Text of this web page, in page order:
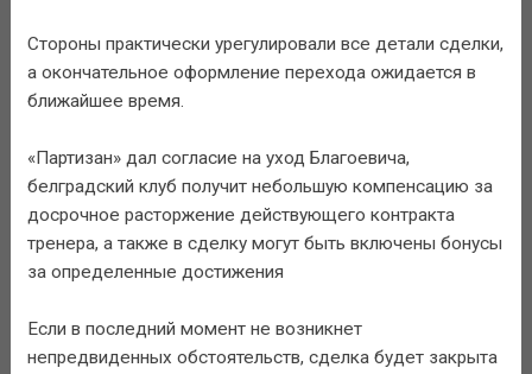
Стороны практически урегулировали все детали сделки,
а окончательное оформление перехода ожидается в
ближайшее время.
«Партизан» дал согласие на уход Благоевича,
белградский клуб получит небольшую компенсацию за
досрочное расторжение действующего контракта
тренера, а также в сделку могут быть включены бонусы
за определенные достижения
Если в последний момент не возникнет
непредвиденных обстоятельств, сделка будет закрыта